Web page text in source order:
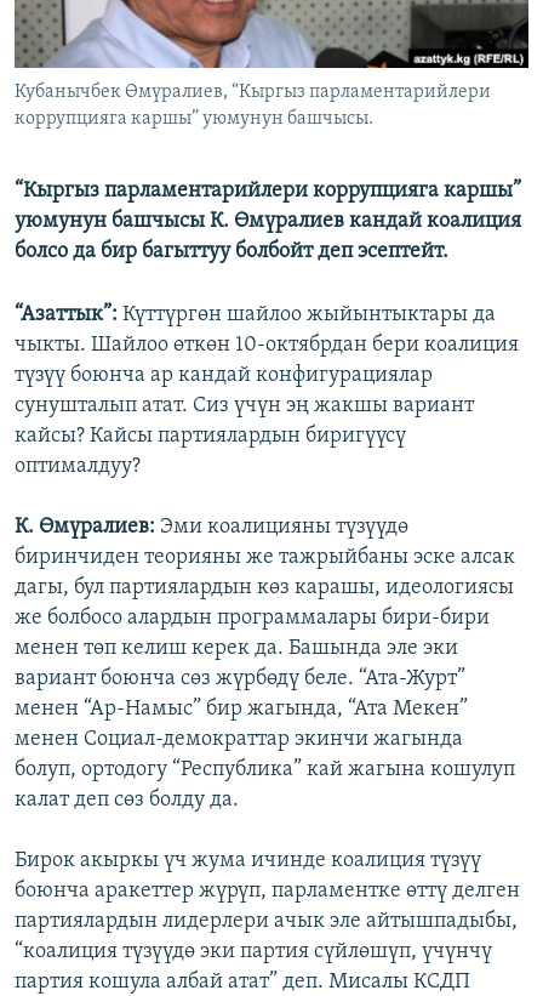
ЭЕ/АРнун бардык сайттары
Кубанычбек Өмүралиев, “Кыргыз парламентарийлери
коррупцияга каршы” уюмунун башчысы.
“Кыргыз парламентарийлери коррупцияга каршы”
уюмунун башчысы К. Өмүралиев кандай коалиция
болсо да бир багыттуу болбойт деп эсептейт.
“Азаттык”: Күттүргөн шайлоо жыйынтыктары да
чыкты. Шайлоо өткөн 10-октябрдан бери коалиция
түзүү боюнча ар кандай конфигурациялар
сунушталып атат. Сиз үчүн эң жакшы вариант
кайсы? Кайсы партиялардын биригүүсү
оптималдуу?
К. Өмүралиев: Эми коалицияны түзүүдө
биринчиден теорияны же тажрыйбаны эске алсак
дагы, бул партиялардын көз карашы, идеологиясы
же болбосо алардын программалары бири-бири
менен төп келиш керек да. Башында эле эки
вариант боюнча сөз жүрбөдү беле. “Ата-Журт”
менен “Ар-Намыс” бир жагында, “Ата Мекен”
менен Социал-демократтар экинчи жагында
болуп, ортодогу “Республика” кай жагына кошулуп
калат деп сөз болду да.
Бирок акыркы үч жума ичинде коалиция түзүү
боюнча аракеттер жүрүп, парламентке өттү делген
партиялардын лидерлери ачык эле айтышпадыбы,
“коалиция түзүүдө эки партия сүйлөшүп, үчүнчү
партия кошула албай атат” деп. Мисалы КСДП